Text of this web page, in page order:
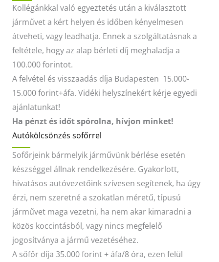
Kollégánkkal való egyeztetés után a kiválasztott
járművet a kért helyen és időben kényelmesen
átveheti, vagy leadhatja. Ennek a szolgáltatásnak a
feltétele, hogy az alap bérleti díj meghaladja a
100.000 forintot.
A felvétel és visszaadás díja Budapesten 15.000-
15.000 forint+áfa. Vidéki helyszínekért kérje egyedi
ajánlatunkat!
Ha pénzt és időt spórolna, hívjon minket!
Autókölcsönzés sofőrrel
Sofőrjeink bármelyik járművünk bérlése esetén
készséggel állnak rendelkezésére. Gyakorlott,
hivatásos autóvezetőink szívesen segítenek, ha úgy
érzi, nem szeretné a szokatlan méretű, típusú
járművet maga vezetni, ha nem akar kimaradni a
közös koccintásból, vagy nincs megfelelő
jogosítványa a jármű vezetéséhez.
A sőfőr díja 35.000 forint + áfa/8 óra, ezen felül